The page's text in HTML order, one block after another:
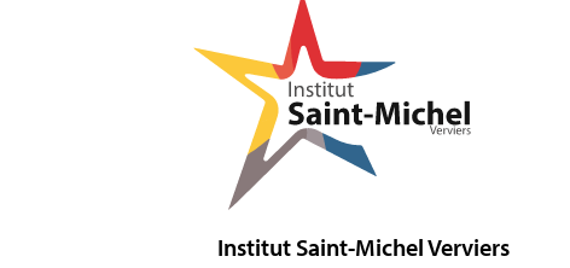
Institut Saint-Michel Verviers